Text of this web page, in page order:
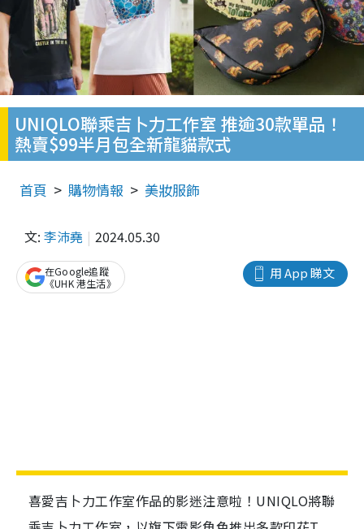
UNIQLO聯乘吉卜力工作室 推逾30款單品！
熱賣$99半月包全新龍貓款式
首頁 購物情報 美妝服飾
文: 李沛堯 2024.05.30
用 App 睇文
在Google追蹤
《UHK 港生活》
喜愛吉卜力工作室作品的影迷注意啦！UNIQLO將聯